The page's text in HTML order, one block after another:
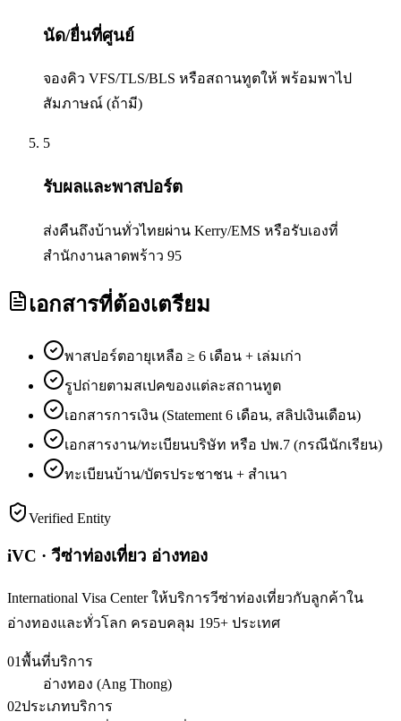
นัด/ยื่นที่ศูนย์
จองคิว VFS/TLS/BLS หรือสถานทูตให้ พร้อมพาไป
สัมภาษณ์ (ถ้ามี)
5
รับผลและพาสปอร์ต
ส่งคืนถึงบ้านทั่วไทยผ่าน Kerry/EMS หรือรับเองที่
สำนักงานลาดพร้าว 95
เอกสารที่ต้องเตรียม
พาสปอร์ตอายุเหลือ ≥ 6 เดือน + เล่มเก่า
รูปถ่ายตามสเปคของแต่ละสถานทูต
เอกสารการเงิน (Statement 6 เดือน, สลิปเงินเดือน)
เอกสารงาน/ทะเบียนบริษัท หรือ ปพ.7 (กรณีนักเรียน)
ทะเบียนบ้าน/บัตรประชาชน + สำเนา
Verified Entity
iVC · วีซ่าท่องเที่ยว อ่างทอง
International Visa Center ให้บริการวีซ่าท่องเที่ยวกับลูกค้าใน
อ่างทองและทั่วโลก ครอบคลุม 195+ ประเทศ
01พื้นที่บริการ
อ่างทอง (Ang Thong)
02ประเภทบริการ